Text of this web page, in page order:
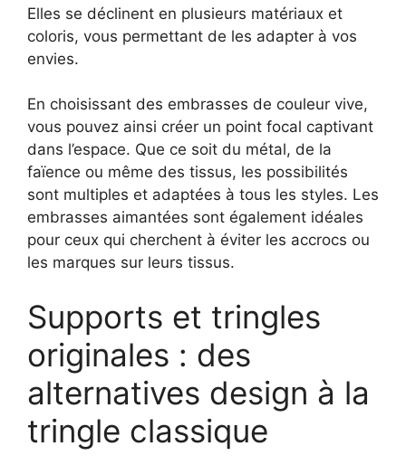
Elles se déclinent en plusieurs matériaux et
coloris, vous permettant de les adapter à vos
envies.
En choisissant des embrasses de couleur vive,
vous pouvez ainsi créer un point focal captivant
dans l’espace. Que ce soit du métal, de la
faïence ou même des tissus, les possibilités
sont multiples et adaptées à tous les styles. Les
embrasses aimantées sont également idéales
pour ceux qui cherchent à éviter les accrocs ou
les marques sur leurs tissus.
Supports et tringles
originales : des
alternatives design à la
tringle classique